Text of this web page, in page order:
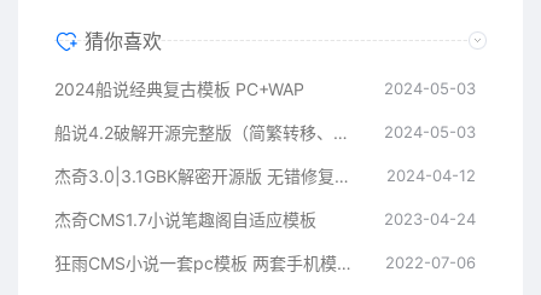
猜你喜欢
2024船说经典复古模板 PC+WAP 2024-05-03
船说4.2破解开源完整版（简繁转移、长尾词插件、开源无加密 2024-05-03
杰奇3.0|3.1GBK解密开源版 无错修复版 全部源码非加密 2024-04-12
杰奇CMS1.7小说笔趣阁自适应模板 2023-04-24
狂雨CMS小说一套pc模板 两套手机模板(白色,蓝色) 2022-07-06